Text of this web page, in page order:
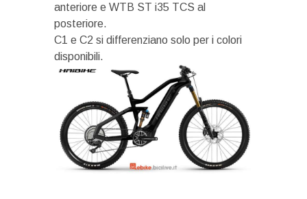
anteriore e WTB ST i35 TCS al
posteriore.
C1 e C2 si differenziano solo per i colori
disponibili.